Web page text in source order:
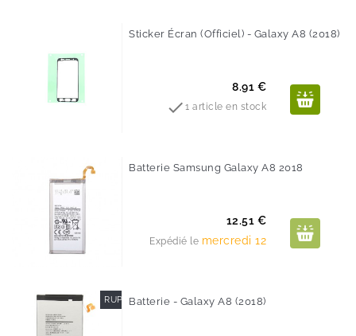
Sticker Écran (Officiel) - Galaxy A8 (2018)
Prix
8.91 €
1 article en stock
Batterie Samsung Galaxy A8 2018
Prix
12.51 €
Expédié le mercredi 12
RUPTURE DE STOCK
Batterie - Galaxy A8 (2018)